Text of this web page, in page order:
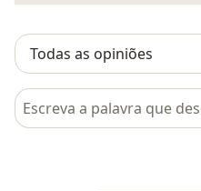
Pesquisar em opiniões